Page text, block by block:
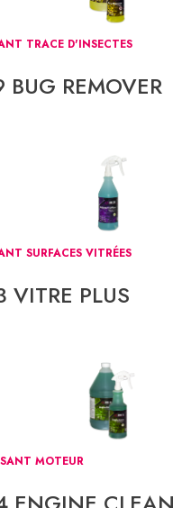
TRACE D'INSECTES
BUG REMOVER
SURFACES VITRÉES
VITRE PLUS
MOTEUR